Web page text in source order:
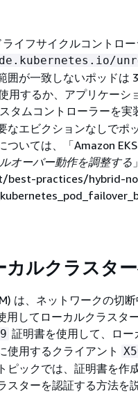
イフサイクルコントロ
囲が一致しないポッドは
用するか、アプリケーシ
タムコントローラーを実
なエビクションなしでポ
いては、「Amazon
オーバー動作を調整する 」
best-practices/hybrid-
ルクラスタ
は、ネットワークの切
してローカルクラスタ
証明書を使用して、ロ
使用するクライアント
ピックでは、証明書を作
ターを認証する方法を